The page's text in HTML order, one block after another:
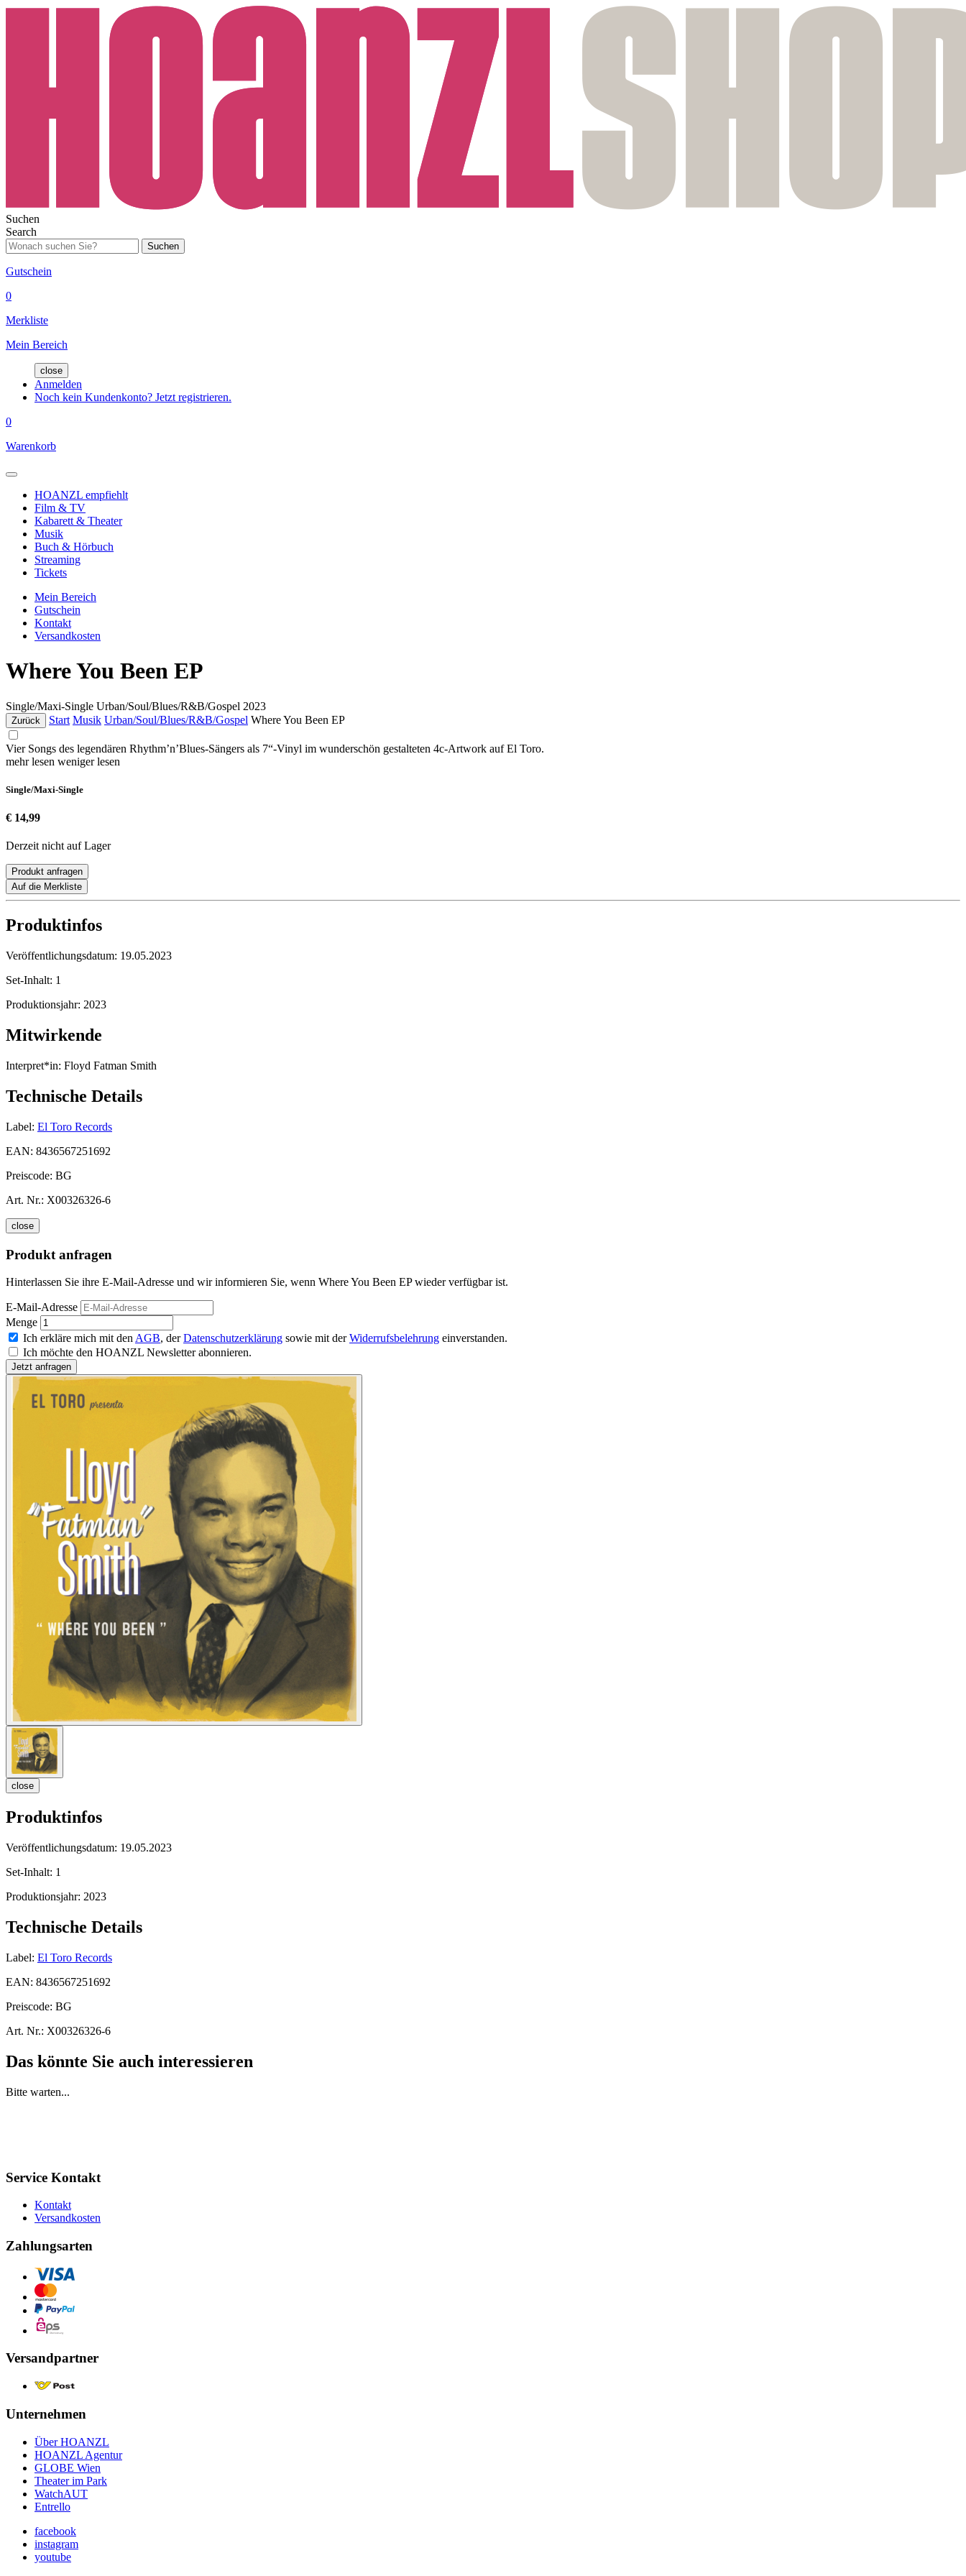
Suchen
Search
Suchen
Gutschein
0
Merkliste
Mein Bereich
close
Anmelden
Noch kein Kundenkonto? Jetzt registrieren.
0
Warenkorb
HOANZL empfiehlt
Film & TV
Kabarett & Theater
Musik
Buch & Hörbuch
Streaming
Tickets
Mein Bereich
Gutschein
Kontakt
Versandkosten
Where You Been EP
Single/Maxi-Single Urban/Soul/Blues/R&B/Gospel 2023
Zurück Start Musik Urban/Soul/Blues/R&B/Gospel Where You Been EP
Vier Songs des legendären Rhythm’n’Blues-Sängers als 7“-Vinyl im wunderschön gestalteten 4c-Artwork auf El Toro.
mehr lesen weniger lesen
Single/Maxi-Single
€ 14,99
Derzeit nicht auf Lager
Produkt anfragen
Auf die Merkliste
Produktinfos
Veröffentlichungsdatum: 19.05.2023
Set-Inhalt: 1
Produktionsjahr: 2023
Mitwirkende
Interpret*in: Floyd Fatman Smith
Technische Details
Label: El Toro Records
EAN: 8436567251692
Preiscode: BG
Art. Nr.: X00326326-6
close
Produkt anfragen
Hinterlassen Sie ihre E-Mail-Adresse und wir informieren Sie, wenn Where You Been EP wieder verfügbar ist.
E-Mail-Adresse
Menge
Ich erkläre mich mit den AGB, derDatenschutzerklärung sowie mit derWiderrufsbelehrung einverstanden.
Ich möchte den HOANZL Newsletter abonnieren.
close
Produktinfos
Veröffentlichungsdatum: 19.05.2023
Set-Inhalt: 1
Produktionsjahr: 2023
Technische Details
Label: El Toro Records
EAN: 8436567251692
Preiscode: BG
Art. Nr.: X00326326-6
Das könnte Sie auch interessieren
Bitte warten...
Service Kontakt
Kontakt
Versandkosten
Zahlungsarten
Versandpartner
Unternehmen
Über HOANZL
HOANZL Agentur
GLOBE Wien
Theater im Park
WatchAUT
Entrello
facebook
instagram
youtube